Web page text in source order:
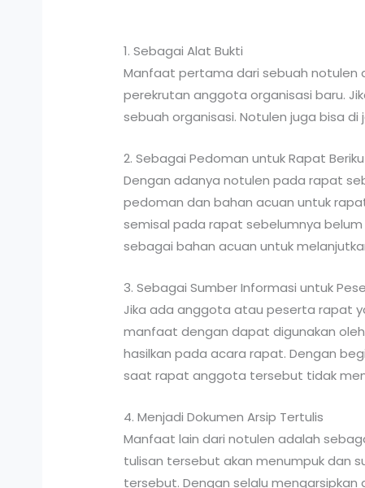
1. Sebagai Alat Bukti
Manfaat pertama dari sebuah notulen
perekrutan anggota organisasi baru.
sebuah organisasi. Notulen juga bisa
2. Sebagai Pedoman untuk Rapat
Dengan adanya notulen pada rapat
pedoman dan bahan acuan untuk
semisal pada rapat sebelumnya
sebagai bahan acuan untuk
3. Sebagai Sumber Informasi untuk
Jika ada anggota atau peserta rapat
manfaat dengan dapat digunakan
hasilkan pada acara rapat. Dengan
saat rapat anggota tersebut tidak
4. Menjadi Dokumen Arsip Tertulis
Manfaat lain dari notulen adalah
tulisan tersebut akan menumpuk dan
tersebut. Dengan selalu